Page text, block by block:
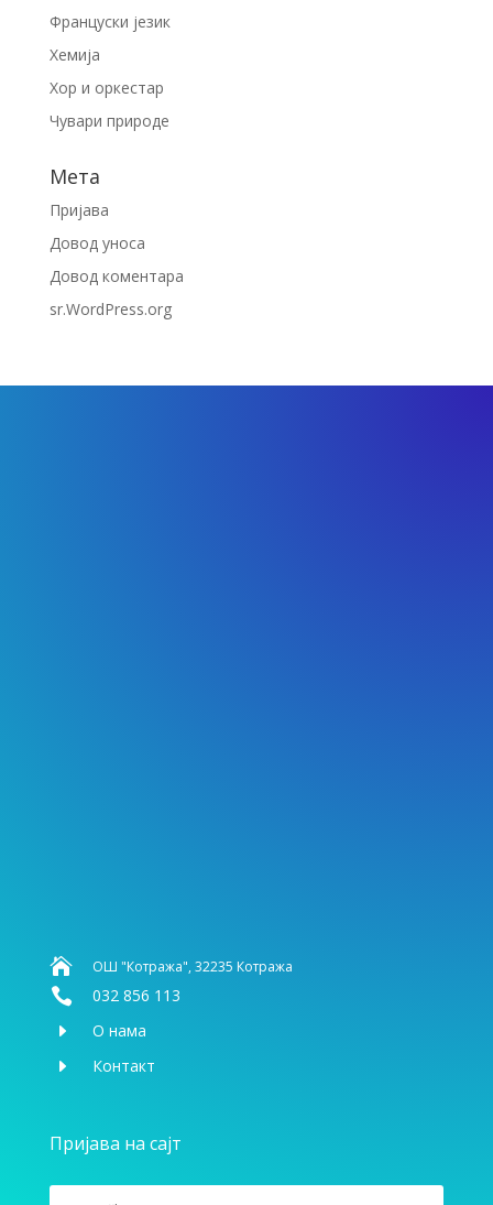
Француски језик
Хемија
Хор и оркестар
Чувари природе
Мета
Пријава
Довод уноса
Довод коментара
sr.WordPress.org
 ОШ "Котража", 32235 Котража
 032 856 113
E О нама
E Контакт
Пријава на сајт